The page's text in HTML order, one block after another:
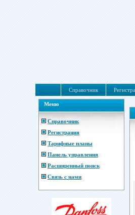
Справочник
Меню
Справочник
Регистрация
Тарифные планы
Панель управления
Расширенный поиск
Связь с нами